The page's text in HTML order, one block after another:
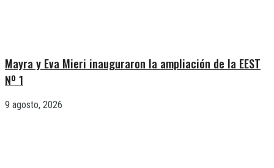
Mayra y Eva Mieri inauguraron la ampliación de la EEST
Nº 1
9 agosto, 2026